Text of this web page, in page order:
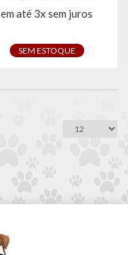
em até 3x sem juros
SEM ESTOQUE